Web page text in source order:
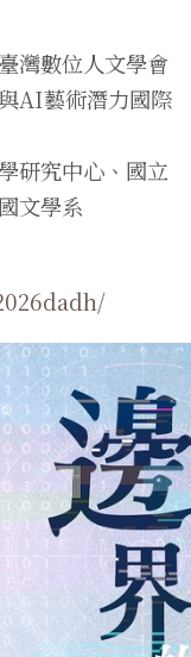
灣數位人文學會
AI藝術潛力國際
研究中心、國立
文學系